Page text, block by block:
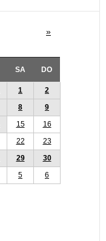
»
SA DO
1
2
8
9
15
16
22
23
29
30
5 6